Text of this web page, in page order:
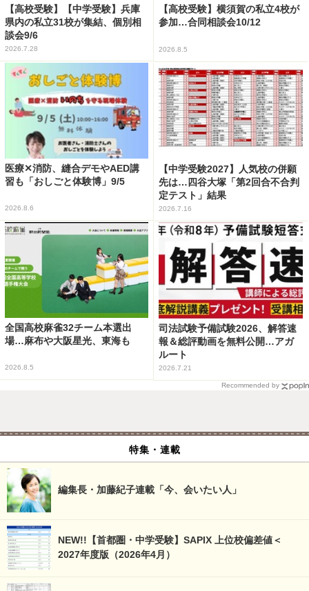
【高校受験】【中学受験】兵庫
県内の私立31校が集結、個別相
談会9/6
2026.7.28
【高校受験】横須賀の私立4校が
参加…合同相談会10/12
2026.8.5
医療✕消防、縫合デモやAED講
習も「おしごと体験博」9/5
2026.8.6
【中学受験2027】人気校の併願
先は…四谷大塚「第2回合不合判
定テスト」結果
2026.7.16
全国高校麻雀32チーム本選出
場…麻布や大阪星光、東海も
2026.8.5
司法試験予備試験2026、解答速
報＆総評動画を無料公開…アガ
ルート
2026.7.21
Recommended by
特集・連載
編集長・加藤紀子連載「今、会いたい人」
NEW!!【首都圏・中学受験】SAPIX 上位校偏差値＜
2027年度版（2026年4月）